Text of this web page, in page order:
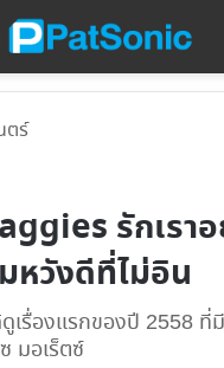
ตร์
รักเราอ
หวังดีที่ไม่อิน
เรื่องแรกของปี 2558 ที่
มอเร็ตซ์